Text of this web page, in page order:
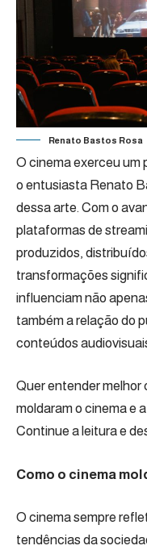
Renato Bastos Rosa
O cinema exerceu um
o entusiasta Renato
dessa arte. Com o
plataformas de
produzidos,
transformações
influenciam não
também a relação do
conteúdos
Quer entender
moldaram o cinema e
Continue a leitura e
Como o cinema
O cinema sempre
tendências da